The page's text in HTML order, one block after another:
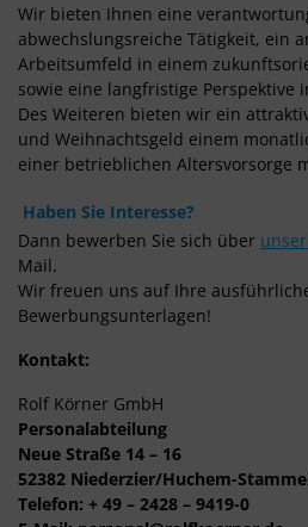
Wir bieten Ihnen eine
abwechslungsreiche Tätigkeit, ein
Arbeitsumfeld in einem
sowie eine langfristige Perspektive
Des Weiteren bieten wir ein
und Weihnachtsgeld einem
einer betrieblichen Altersvorsorge
Haben Sie Interesse?
Dann bewerben Sie sich über
Mail.
Wir freuen uns auf Ihre
Bewerbungsunterlagen!
Kontakt:
Rolf Körner GmbH
Personalabteilung
Neue Straße 14 – 16
52382 Niederzier/Huchem-
Telefon: + 49 – 2428 – 9419-0